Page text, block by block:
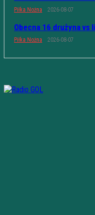
Piłka Nożna 2026-08-07
Obecna 16 drużyna vs
Piłka Nożna 2026-08-07